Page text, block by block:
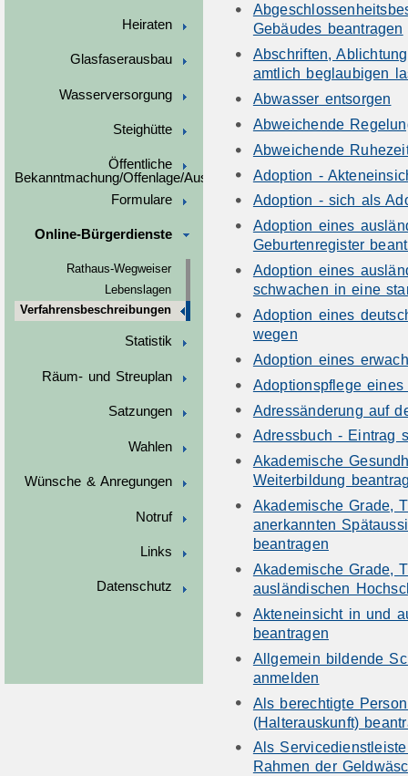
Heiraten
Glasfaserausbau
Wasserversorgung
Steighütte
Öffentliche
Bekanntmachung/Offenlage/Ausschreibungen
Formulare
Online-Bürgerdienste
Rathaus-Wegweiser
Lebenslagen
Verfahrensbeschreibungen
Statistik
Räum- und Streuplan
Satzungen
Wahlen
Wünsche & Anregungen
Notruf
Links
Datenschutz
Gebäudes beantragen
Abschriften,
amtlich beglaubigen
Abwasser entsorgen
Abweichende
Abweichende
Adoption -
Adoption - sich als
Adoption eines
Geburtenregister
Adoption eines
schwachen in eine
Adoption eines
wegen
Adoption eines
Adoptionspflege
Adressänderung auf
Adressbuch - Eintrag
Akademische
Weiterbildung
Akademische Grade,
anerkannten
beantragen
Akademische Grade,
ausländischen
Akteneinsicht in und
beantragen
Allgemein bildende
anmelden
Als berechtigte
(Halterauskunft)
Als
Rahmen der